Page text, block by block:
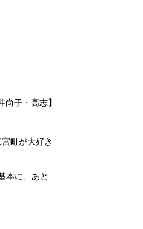
尚子・高志】
町が大好き
本に、あと